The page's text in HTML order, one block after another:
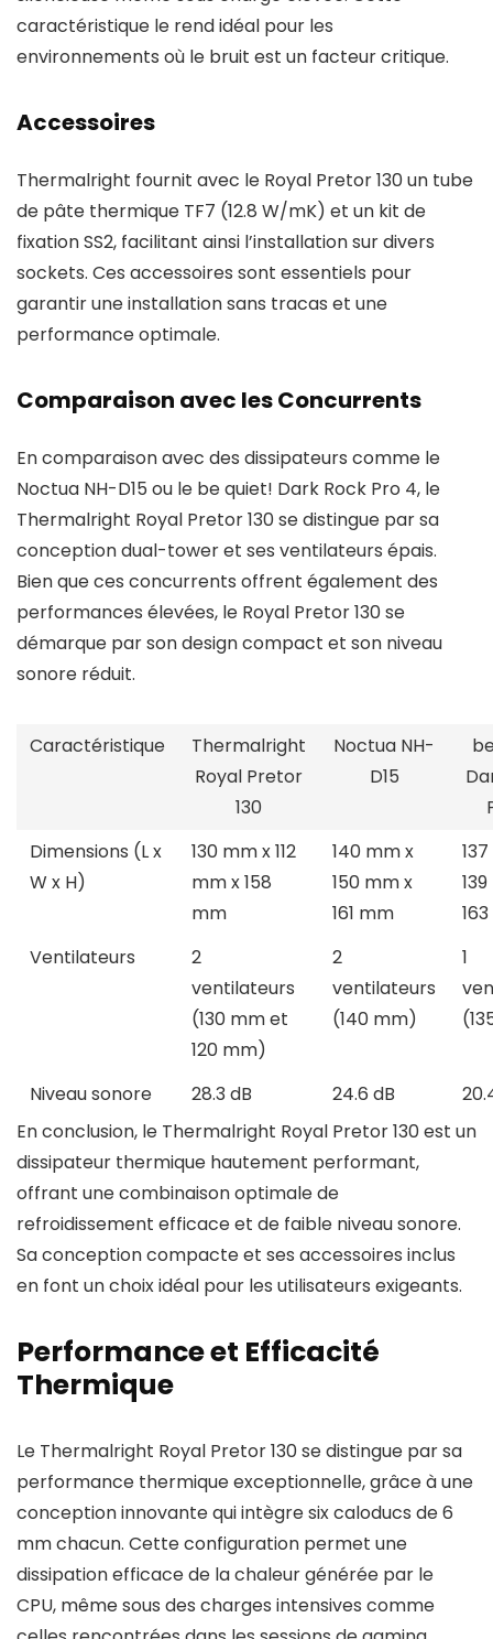
caractéristique le rend idéal pour les
environnements où le bruit est un facteur critique.
Accessoires
Thermalright fournit avec le Royal Pretor 130 un tube
de pâte thermique TF7 (12.8 W/mK) et un kit de
fixation SS2, facilitant ainsi l’installation sur divers
sockets. Ces accessoires sont essentiels pour
garantir une installation sans tracas et une
performance optimale.
Comparaison avec les Concurrents
En comparaison avec des dissipateurs comme le
Noctua NH-D15 ou le be quiet! Dark Rock Pro 4, le
Thermalright Royal Pretor 130 se distingue par sa
conception dual-tower et ses ventilateurs épais.
Bien que ces concurrents offrent également des
performances élevées, le Royal Pretor 130 se
démarque par son design compact et son niveau
sonore réduit.
Caractéristique
Thermalright
Royal Pretor
130
Noctua NH-
D15
Dimensions (L x
W x H)
130 mm x 112
mm x 158
mm
140 mm x
150 mm x
161 mm
Ventilateurs
2
ventilateurs
(130 mm et
120 mm)
2
ventilateurs
(140 mm)
1
Niveau sonore 28.3 dB 24.6 dB
En conclusion, le Thermalright Royal Pretor 130 est un
dissipateur thermique hautement performant,
offrant une combinaison optimale de
refroidissement efficace et de faible niveau sonore.
Sa conception compacte et ses accessoires inclus
en font un choix idéal pour les utilisateurs exigeants.
Performance et Efficacité
Thermique
Le Thermalright Royal Pretor 130 se distingue par sa
performance thermique exceptionnelle, grâce à une
conception innovante qui intègre six caloducs de 6
mm chacun. Cette configuration permet une
dissipation efficace de la chaleur générée par le
CPU, même sous des charges intensives comme